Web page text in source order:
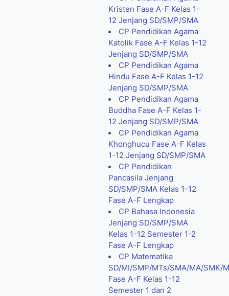
Kristen Fase A-F Kelas 1-
12 Jenjang SD/SMP/SMA
CP Pendidikan Agama
Katolik Fase A-F Kelas 1-12
Jenjang SD/SMP/SMA
CP Pendidikan Agama
Hindu Fase A-F Kelas 1-12
Jenjang SD/SMP/SMA
CP Pendidikan Agama
Buddha Fase A-F Kelas 1-
12 Jenjang SD/SMP/SMA
CP Pendidikan Agama
Khonghucu Fase A-F Kelas
1-12 Jenjang SD/SMP/SMA
CP Pendidikan
Pancasila Jenjang
SD/SMP/SMA Kelas 1-12
Fase A-F Lengkap
CP Bahasa Indonesia
Jenjang SD/SMP/SMA
Kelas 1-12 Semester 1-2
Fase A-F Lengkap
CP Matematika
SD/MI/SMP/MTs/SMA/MA/SMK/
Fase A-F Kelas 1-12
Semester 1 dan 2